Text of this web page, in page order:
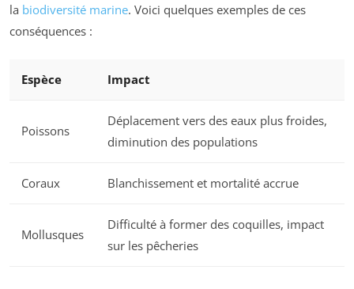
la biodiversité marine. Voici quelques exemples de ces
conséquences :
Espèce Impact
Poissons
Déplacement vers des eaux plus froides,
diminution des populations
Coraux Blanchissement et mortalité accrue
Mollusques
Difficulté à former des coquilles, impact
sur les pêcheries